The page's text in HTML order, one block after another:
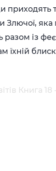
Злючої,
із
Книга 18